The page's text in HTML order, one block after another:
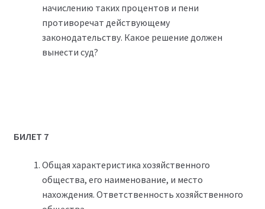
начислению таких процентов и пени
противоречат действующему
законодательству. Какое решение должен
вынести суд?
БИЛЕТ 7
Общая характеристика хозяйственного
общества, его наименование, и место
нахождения. Ответственность хозяйственного